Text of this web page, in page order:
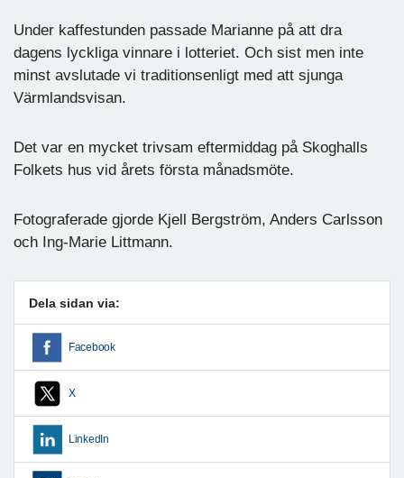
Under kaffestunden passade Marianne på att dra
dagens lyckliga vinnare i lotteriet. Och sist men inte
minst avslutade vi traditionsenligt med att sjunga
Värmlandsvisan.
Det var en mycket trivsam eftermiddag på Skoghalls
Folkets hus vid årets första månadsmöte.
Fotograferade gjorde Kjell Bergström, Anders Carlsson
och Ing-Marie Littmann.
Dela sidan via:
Facebook
X
LinkedIn